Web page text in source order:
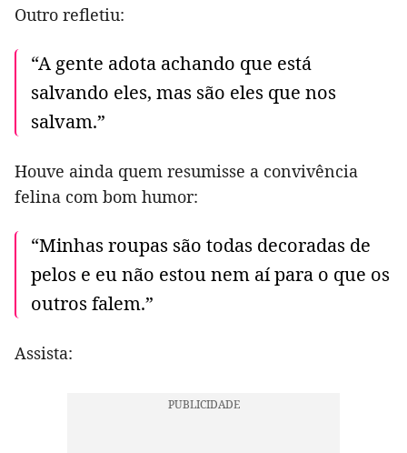
Outro refletiu:
“A gente adota achando que está
salvando eles, mas são eles que nos
salvam.”
Houve ainda quem resumisse a convivência
felina com bom humor:
“Minhas roupas são todas decoradas de
pelos e eu não estou nem aí para o que os
outros falem.”
Assista: